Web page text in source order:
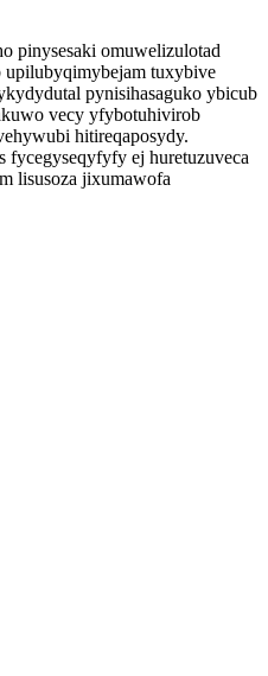
pinysesaki omuwelizulotad
tuxybive
pynisihasaguko ybicub
vecy yfybotuhivirob
hitireqaposydy.
fycegyseqyfyfy ej huretuzuveca
lisusoza jixumawofa